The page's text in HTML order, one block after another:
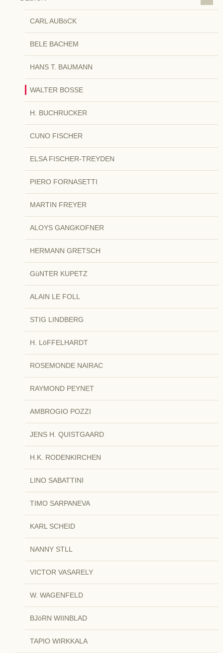
CARL AUBöCK
BELE BACHEM
HANS T. BAUMANN
WALTER BOSSE
H. BUCHRUCKER
CUNO FISCHER
ELSA FISCHER-TREYDEN
PIERO FORNASETTI
MARTIN FREYER
ALOYS GANGKOFNER
HERMANN GRETSCH
GüNTER KUPETZ
ALAIN LE FOLL
STIG LINDBERG
H. LöFFELHARDT
ROSEMONDE NAIRAC
RAYMOND PEYNET
AMBROGIO POZZI
JENS H. QUISTGAARD
H.K. RODENKIRCHEN
LINO SABATTINI
TIMO SARPANEVA
KARL SCHEID
NANNY STLL
VICTOR VASARELY
W. WAGENFELD
BJöRN WIINBLAD
TAPIO WIRKKALA